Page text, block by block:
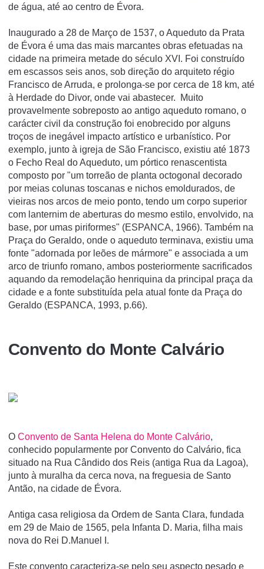
de água, até ao centro de Évora.
Inaugurado a 28 de Março de 1537, o Aqueduto da Prata
de Évora é uma das mais marcantes obras efetuadas na
cidade na primeira metade do século XVI. Foi construído
em escassos seis anos, sob direção do arquiteto régio
Francisco de Arruda, e prolonga-se por cerca de 18 km, até
à Herdade do Divor, onde vai abastecer. Muito
provavelmente sobreposto ao antigo aqueduto romano, o
carácter civil da construção foi enobrecido por alguns
troços de inegável impacto artístico e urbanístico. Por
exemplo, junto à igreja de São Francisco, existiu até 1873
o Fecho Real do Aqueduto, um pórtico renascentista
composto por "um torreão de planta octogonal decorado
por meias colunas toscanas e nichos emoldurados, de
vieiras nos arcos de meio ponto, tendo um corpo superior
com lanternim de aberturas do mesmo estilo, envolvido, na
base, por umas piriformes" (ESPANCA, 1966). Também na
Praça do Geraldo, onde o aqueduto terminava, existiu uma
fonte "adornada por leões de mármore" e associada a um
arco de triunfo romano, ambos posteriormente sacrificados
aquando da remodelação henriquina da principal praça da
cidade e a fonte substituída pela atual fonte da Praça do
Geraldo (ESPANCA, 1993, p.66).
Convento do Monte Calvário
O Convento de Santa Helena do Monte Calvário,
conhecido popularmente por Convento do Calvário, fica
situado na Rua Cândido dos Reis (antiga Rua da Lagoa),
junto à muralha da cerca nova, na freguesia de Santo
Antão, na cidade de Évora.
Antiga casa religiosa da Ordem de Santa Clara, fundada
em 29 de Maio de 1565, pela Infanta D. Maria, filha mais
nova do Rei D.Manuel I.
Este convento caracteriza-se pelo seu aspecto pesado e